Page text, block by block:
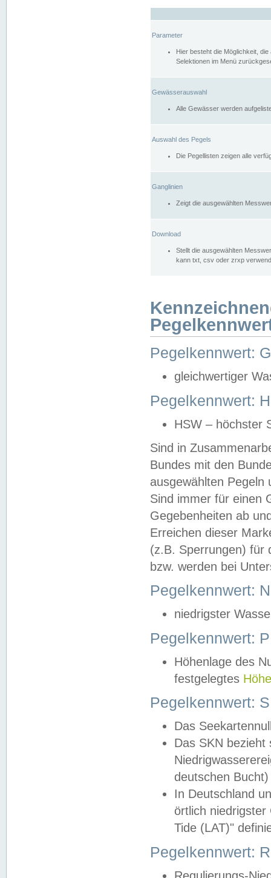
Parameter
Hier besteht die Möglichkeit,
Selektionen im Menü
Gewässerauswahl
Alle Gewässer werden
Auswahl des Pegels
Die Pegellisten zeigen alle
Ganglinien
Zeigt die ausgewählten
Download
Stellt die ausgewählten
kann txt, csv oder zrxp
Pegelkennwert:
gleichwertiger
Pegelkennwert:
HSW – höchster
Sind in
Bundes mit den
ausgewählten
Sind immer für einen
Gegebenheiten ab
Erreichen dieser
(z.B. Sperrungen) für
bzw. werden bei
Pegelkennwert:
niedrigster
Pegelkennwert:
Höhenlage des
festgelegtes
Pegelkennwert:
Das
Das SKN
deutschen
In Deutschland
örtlich
Tide (LAT)"
Pegelkennwert: